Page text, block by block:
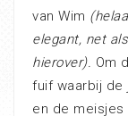
van Wim
elegant, net
hierover). Om
fuif waarbij de
en de meisjes